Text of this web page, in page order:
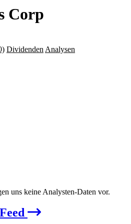
Corp
Dividenden Analysen
uns keine Analysten-Daten vor.